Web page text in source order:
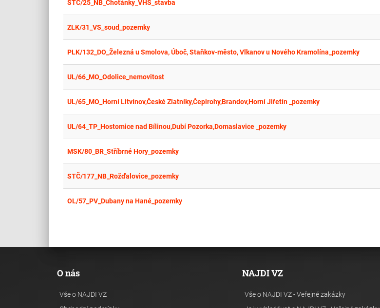
STČ/25_NB_Choťánky_VHS_stavba
ZLK/31_VS_soud_pozemky
PLK/132_DO_Železná u Smolova, Úboč, Staňkov-město, Vlkanov u Nového Kramolína_pozemky
UL/66_MO_Odolice_nemovitost
UL/65_MO_Horní Litvínov,České Zlatníky,Čepirohy,Brandov,Horní Jiřetín _pozemky
UL/64_TP_Hostomice nad Bílinou,Dubí Pozorka,Domaslavice _pozemky
MSK/80_BR_Stříbrné Hory_pozemky
STČ/177_NB_Rožďalovice_pozemky
OL/57_PV_Dubany na Hané_pozemky
O nás
Vše o NAJDI VZ
NAJDI VZ
Vše o NAJDI VZ - Veřejné zakázky